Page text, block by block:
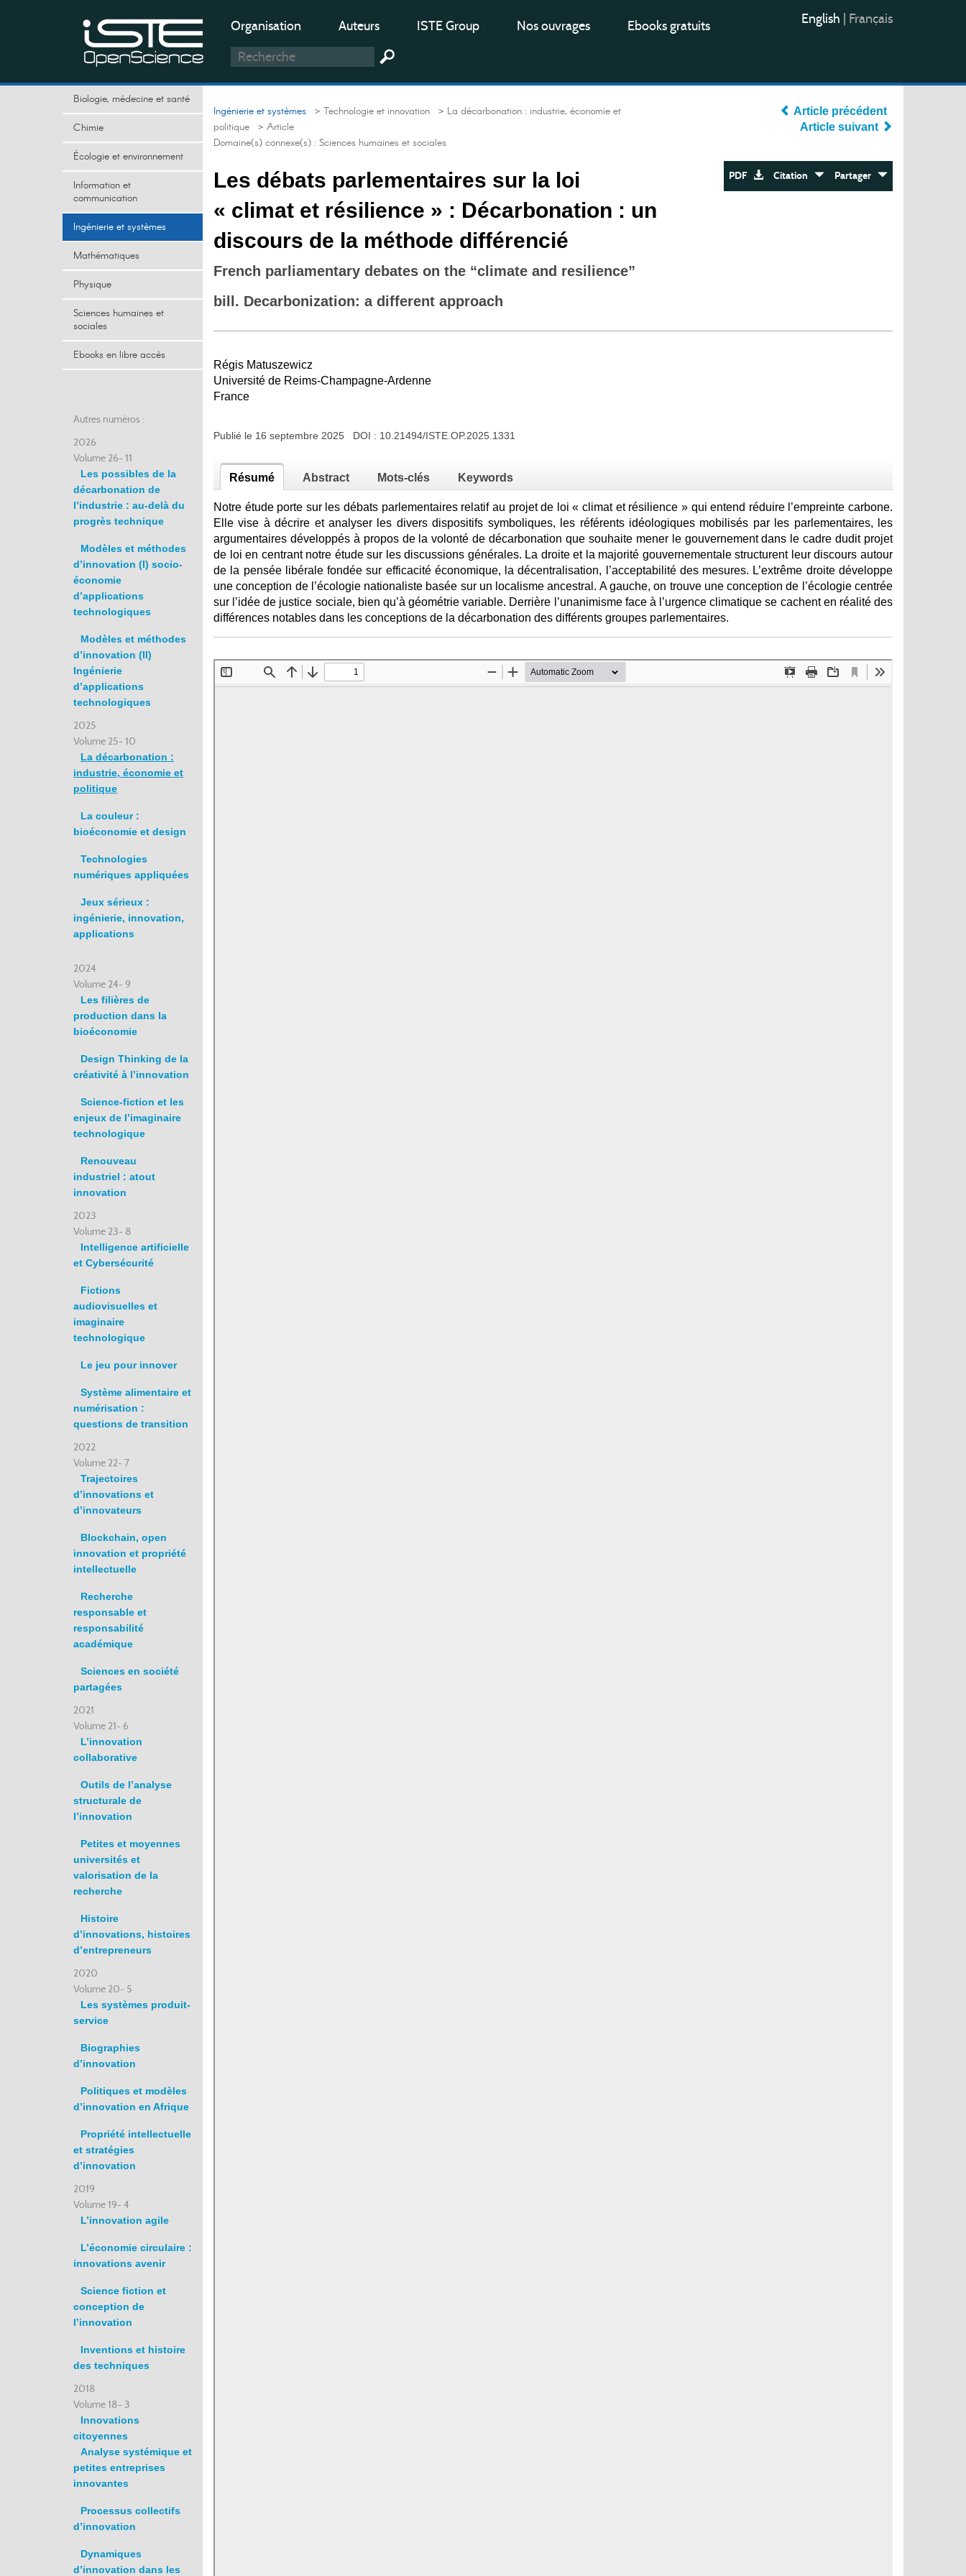
Organisation Auteurs ISTE Group Nos ouvrages Ebooks gratuits English Français
Biologie, médecine et santé
Chimie
Écologie et environnement
Information et
communication
Ingénierie et systèmes
Mathématiques
Physique
Sciences humaines et
sociales
Ebooks en libre accès
Autres numéros :
2026
Volume 26- 11
Les possibles de la
décarbonation de
l’industrie : au-delà du
progrès technique
Modèles et méthodes
d’innovation (I) socio-
économie
d’applications
technologiques
Modèles et méthodes
d’innovation (II)
Ingénierie
d’applications
technologiques
2025
Volume 25- 10
La décarbonation :
industrie, économie et
politique
La couleur :
bioéconomie et design
Technologies
numériques appliquées
Jeux sérieux :
ingénierie, innovation,
applications
2024
Volume 24- 9
Les filières de
production dans la
bioéconomie
Design Thinking de la
créativité à l’innovation
Science-fiction et les
enjeux de l’imaginaire
technologique
Renouveau
industriel : atout
innovation
2023
Volume 23- 8
Intelligence artificielle
et Cybersécurité
Fictions
audiovisuelles et
imaginaire
technologique
Le jeu pour innover
Système alimentaire et
numérisation :
questions de transition
2022
Volume 22- 7
Trajectoires
d’innovations et
d’innovateurs
Blockchain, open
innovation et propriété
intellectuelle
Recherche
responsable et
responsabilité
académique
Sciences en société
partagées
2021
Volume 21- 6
L’innovation
collaborative
Outils de l’analyse
structurale de
l’innovation
Petites et moyennes
universités et
valorisation de la
recherche
Histoire
d’innovations, histoires
d’entrepreneurs
2020
Volume 20- 5
Les systèmes produit-
service
Biographies
d’innovation
Politiques et modèles
d’innovation en Afrique
Propriété intellectuelle
et stratégies
d’innovation
2019
Volume 19- 4
L’innovation agile
L’économie circulaire :
innovations avenir
Science fiction et
conception de
l’innovation
Inventions et histoire
des techniques
2018
Volume 18- 3
Innovations
citoyennes
Analyse systémique et
petites entreprises
innovantes
Processus collectifs
d’innovation
Dynamiques
d’innovation dans les
Ingénierie et systèmes > Technologie et innovation > La décarbonation : industrie, économie et
politique > Article
Domaine(s) connexe(s) : Sciences humaines et sociales
Les débats parlementaires sur la loi
« climat et résilience » : Décarbonation : un
discours de la méthode différencié
French parliamentary debates on the “climate and resilience”
bill. Decarbonization: a different approach
Article précédent
Article suivant
PDF Citation Partager
Régis Matuszewicz
Université de Reims-Champagne-Ardenne
France
Publié le 16 septembre 2025 DOI : 10.21494/ISTE.OP.2025.1331
Résumé Abstract Mots-clés Keywords
Notre étude porte sur les débats parlementaires relatif au projet de loi « climat et résilience » qui entend réduire l’empreinte carbone.
Elle vise à décrire et analyser les divers dispositifs symboliques, les référents idéologiques mobilisés par les parlementaires, les
argumentaires développés à propos de la volonté de décarbonation que souhaite mener le gouvernement dans le cadre dudit projet
de loi en centrant notre étude sur les discussions générales. La droite et la majorité gouvernementale structurent leur discours autour
de la pensée libérale fondée sur efficacité économique, la décentralisation, l’acceptabilité des mesures. L’extrême droite développe
une conception de l’écologie nationaliste basée sur un localisme ancestral. A gauche, on trouve une conception de l’écologie centrée
sur l’idée de justice sociale, bien qu’à géométrie variable. Derrière l’unanimisme face à l’urgence climatique se cachent en réalité des
différences notables dans les conceptions de la décarbonation des différents groupes parlementaires.